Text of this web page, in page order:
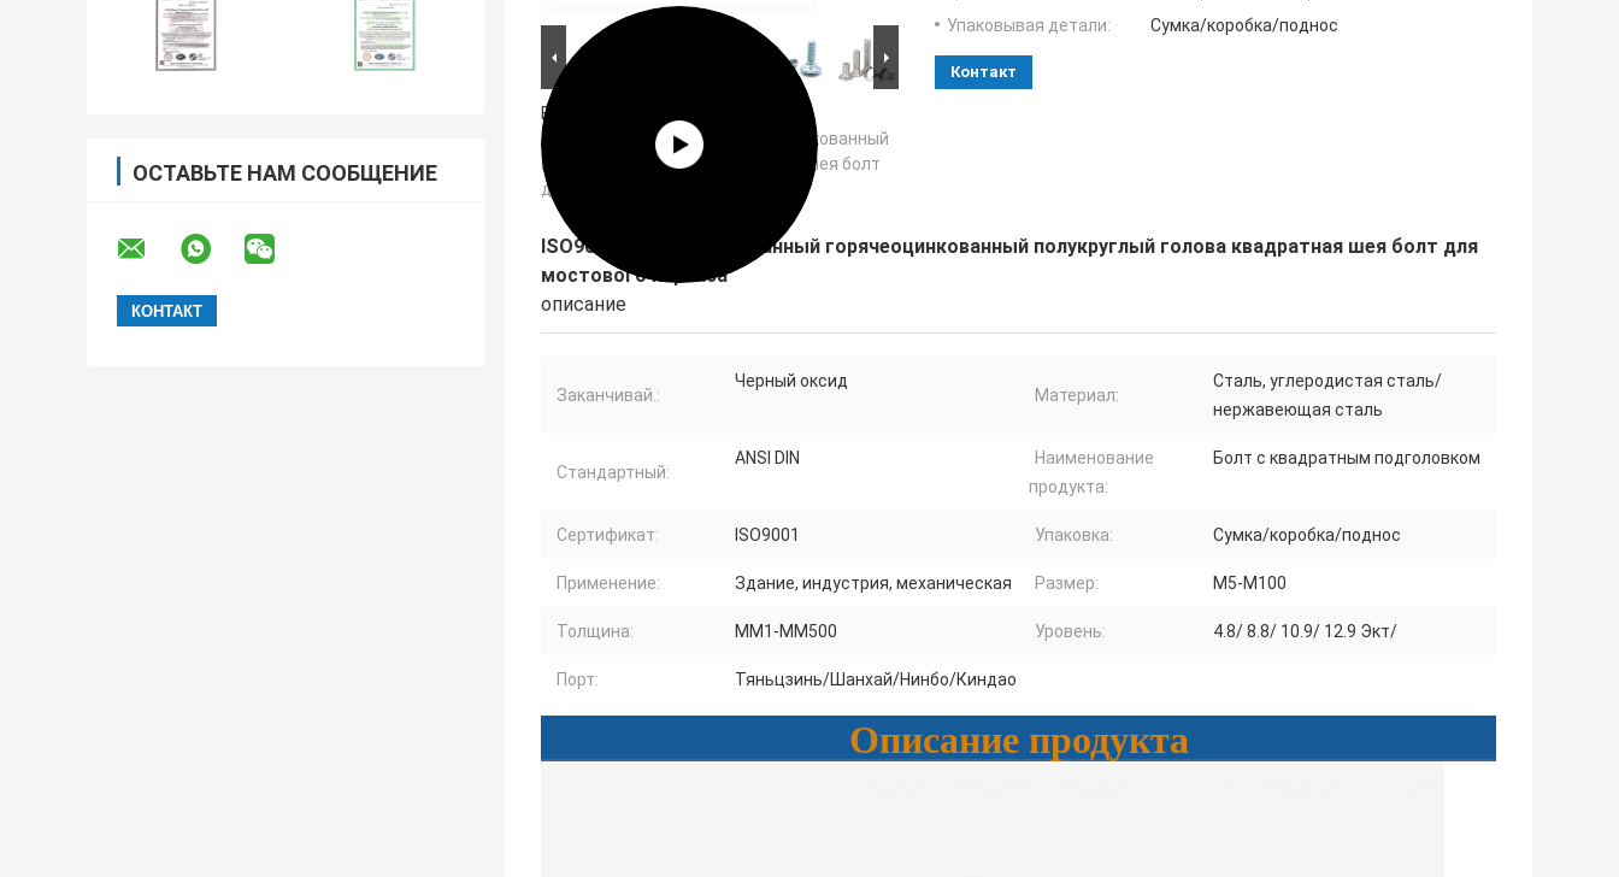
ОСТАВЬТЕ НАМ СООБЩЕНИЕ
Большие изображения :
Сертифицированный горячеоцинкованный
полукруглый голова квадратная шея болт
для мостового каркаса
Упаковывая детали:
Сумка/коробка/поднос
Контакт
ISO9001 Сертифицированный горячеоцинкованный полукруглый голова квадратная шея болт для
мостового каркаса
описание
Заканчивай.:
Черный оксид
Материал:
Сталь, углеродистая сталь/
нержавеющая сталь
Стандартный:
ANSI DIN
Наименование
продукта:
Болт с квадратным подголовком
Сертификат: ISO9001 Упаковка: Сумка/коробка/поднос
Применение: Здание, индустрия, механическая Размер: М5-М100
Толщина: ММ1-ММ500 Уровень: 4.8/ 8.8/ 10.9/ 12.9 Экт/
Порт: Тяньцзинь/Шанхай/Нинбо/Киндао
Описание продукта